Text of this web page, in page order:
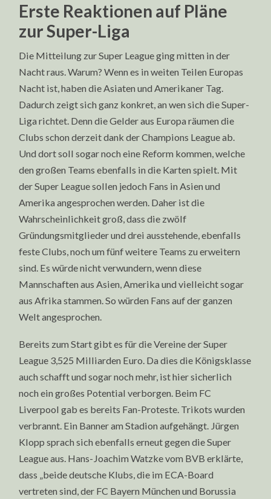
Erste Reaktionen auf Pläne
zur Super-Liga
Die Mitteilung zur Super League ging mitten in der
Nacht raus. Warum? Wenn es in weiten Teilen Europas
Nacht ist, haben die Asiaten und Amerikaner Tag.
Dadurch zeigt sich ganz konkret, an wen sich die Super-
Liga richtet. Denn die Gelder aus Europa räumen die
Clubs schon derzeit dank der Champions League ab.
Und dort soll sogar noch eine Reform kommen, welche
den großen Teams ebenfalls in die Karten spielt. Mit
der Super League sollen jedoch Fans in Asien und
Amerika angesprochen werden. Daher ist die
Wahrscheinlichkeit groß, dass die zwölf
Gründungsmitglieder und drei ausstehende, ebenfalls
feste Clubs, noch um fünf weitere Teams zu erweitern
sind. Es würde nicht verwundern, wenn diese
Mannschaften aus Asien, Amerika und vielleicht sogar
aus Afrika stammen. So würden Fans auf der ganzen
Welt angesprochen.
Bereits zum Start gibt es für die Vereine der Super
League 3,525 Milliarden Euro. Da dies die Königsklasse
auch schafft und sogar noch mehr, ist hier sicherlich
noch ein großes Potential verborgen. Beim FC
Liverpool gab es bereits Fan-Proteste. Trikots wurden
verbrannt. Ein Banner am Stadion aufgehängt. Jürgen
Klopp sprach sich ebenfalls erneut gegen die Super
League aus. Hans-Joachim Watzke vom BVB erklärte,
dass „beide deutsche Klubs, die im ECA-Board
vertreten sind, der FC Bayern München und Borussia